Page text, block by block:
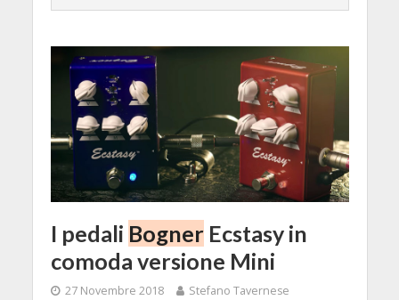
I pedali BognerEcstasy in
comoda versione Mini
27 Novembre 2018 Stefano Tavernese